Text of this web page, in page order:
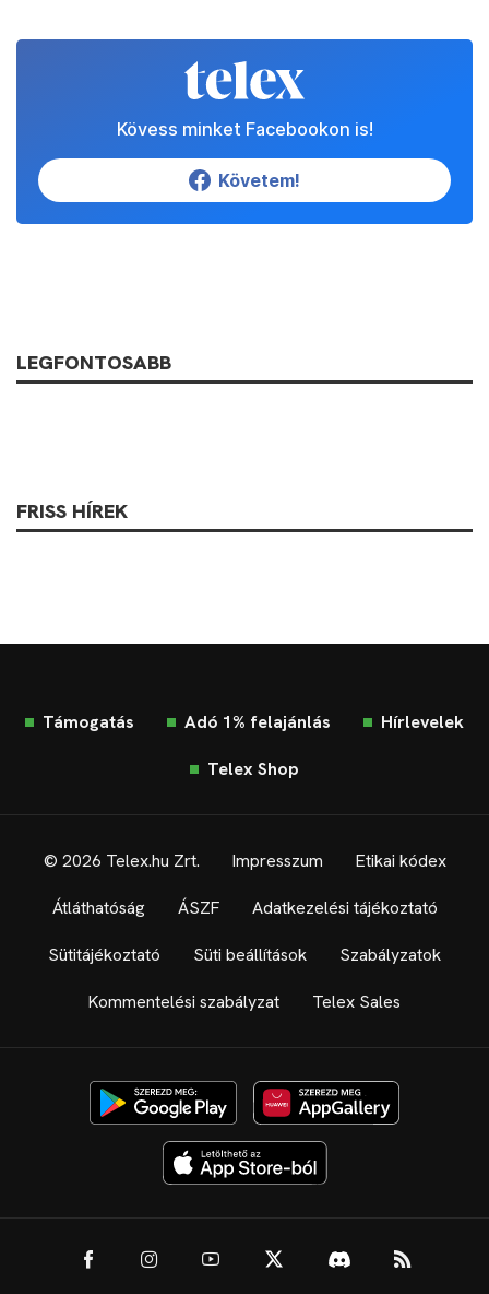
Kövess minket Facebookon is!
Követem!
LEGFONTOSABB
FRISS HÍREK
Támogatás Adó 1% felajánlás Hírlevelek
Telex Shop
© 2026 Telex.hu Zrt. Impresszum Etikai kódex
Átláthatóság ÁSZF Adatkezelési tájékoztató
Sütitájékoztató Süti beállítások Szabályzatok
Kommentelési szabályzat Telex Sales